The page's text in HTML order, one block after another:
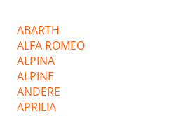
ABARTH
ALFA ROMEO
ALPINA
ALPINE
ANDERE
APRILIA